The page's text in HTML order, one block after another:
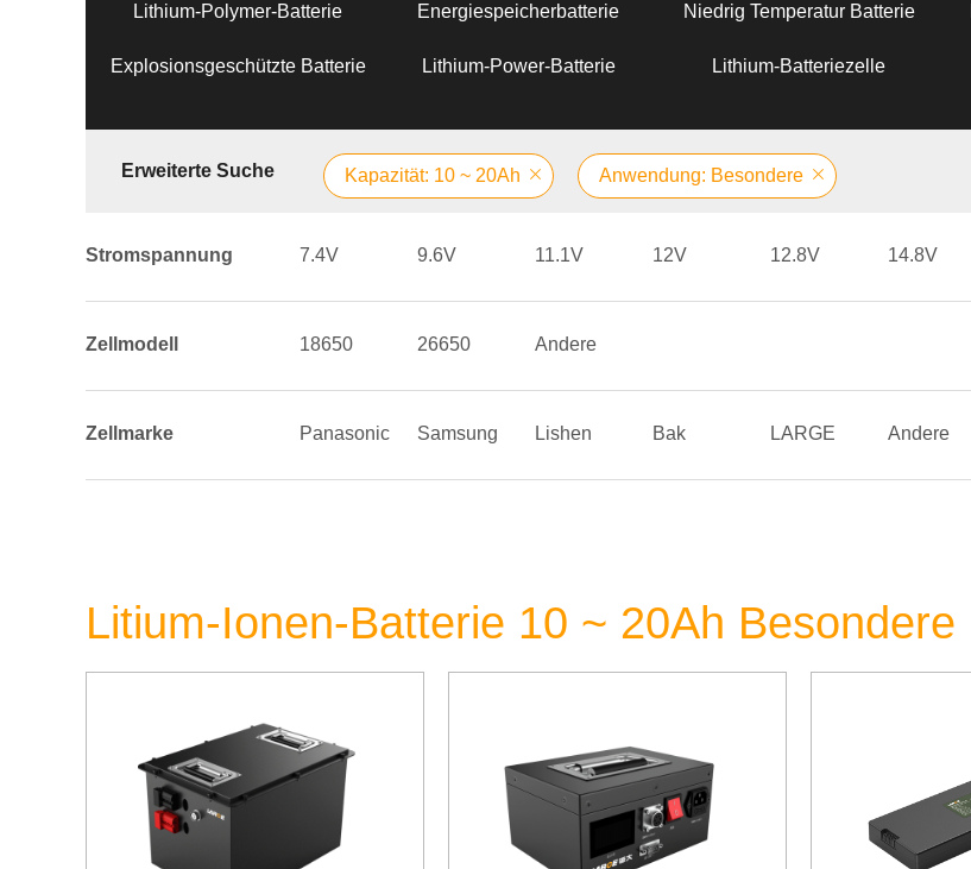
Lithium-Polymer-Batterie Energiespeicherbatterie Niedrig Temperatur Batterie
Explosionsgeschützte Batterie Lithium-Power-Batterie Lithium-Batteriezelle
Erweiterte Suche Kapazität: 10 ~ 20Ah Anwendung: Besondere
Stromspannung 7.4V 9.6V 11.1V 12V 12.8V 14.8V
Zellmodell 18650 26650 Andere
Zellmarke Panasonic Samsung Lishen Bak LARGE Andere
Litium-Ionen-Batterie 10 ~ 20Ah Besondere